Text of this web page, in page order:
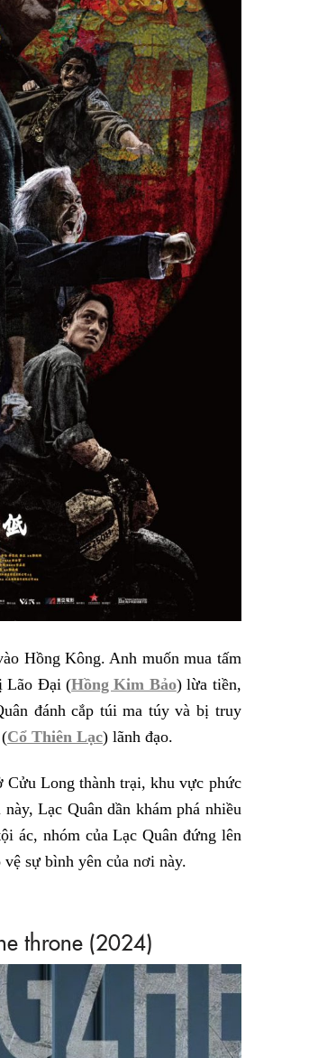
Hồng Kông. Anh muốn mua tấm
Lão Đại (Hồng Kim Bảo) lừa tiền,
đánh cắp túi ma túy và bị truy
Cổ Thiên Lạc) lãnh đạo.
Cửu Long thành trại, khu vực phức
Lạc Quân dần khám phá nhiều
ác, nhóm của Lạc Quân đứng lên
sự bình yên của nơi này.
throne (2024)